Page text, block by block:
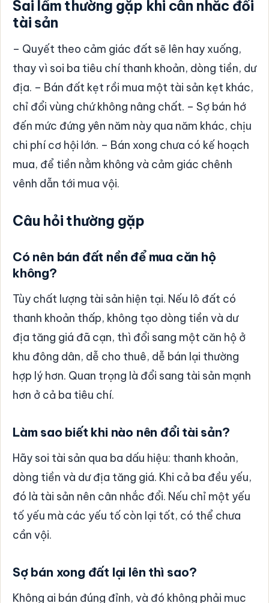
Sai lầm thường gặp khi cân nhắc đổi
tài sản
– Quyết theo cảm giác đất sẽ lên hay xuống,
thay vì soi ba tiêu chí thanh khoản, dòng tiền, dư
địa. – Bán đất kẹt rồi mua một tài sản kẹt khác,
chỉ đổi vùng chứ không nâng chất. – Sợ bán hớ
đến mức đứng yên năm này qua năm khác, chịu
chi phí cơ hội lớn. – Bán xong chưa có kế hoạch
mua, để tiền nằm không và cảm giác chênh
vênh dẫn tới mua vội.
Câu hỏi thường gặp
Có nên bán đất nền để mua căn hộ
không?
Tùy chất lượng tài sản hiện tại. Nếu lô đất có
thanh khoản thấp, không tạo dòng tiền và dư
địa tăng giá đã cạn, thì đổi sang một căn hộ ở
khu đông dân, dễ cho thuê, dễ bán lại thường
hợp lý hơn. Quan trọng là đổi sang tài sản mạnh
hơn ở cả ba tiêu chí.
Làm sao biết khi nào nên đổi tài sản?
Hãy soi tài sản qua ba dấu hiệu: thanh khoản,
dòng tiền và dư địa tăng giá. Khi cả ba đều yếu,
đó là tài sản nên cân nhắc đổi. Nếu chỉ một yếu
tố yếu mà các yếu tố còn lại tốt, có thể chưa
cần vội.
Sợ bán xong đất lại lên thì sao?
Không ai bán đúng đỉnh, và đó không phải mục